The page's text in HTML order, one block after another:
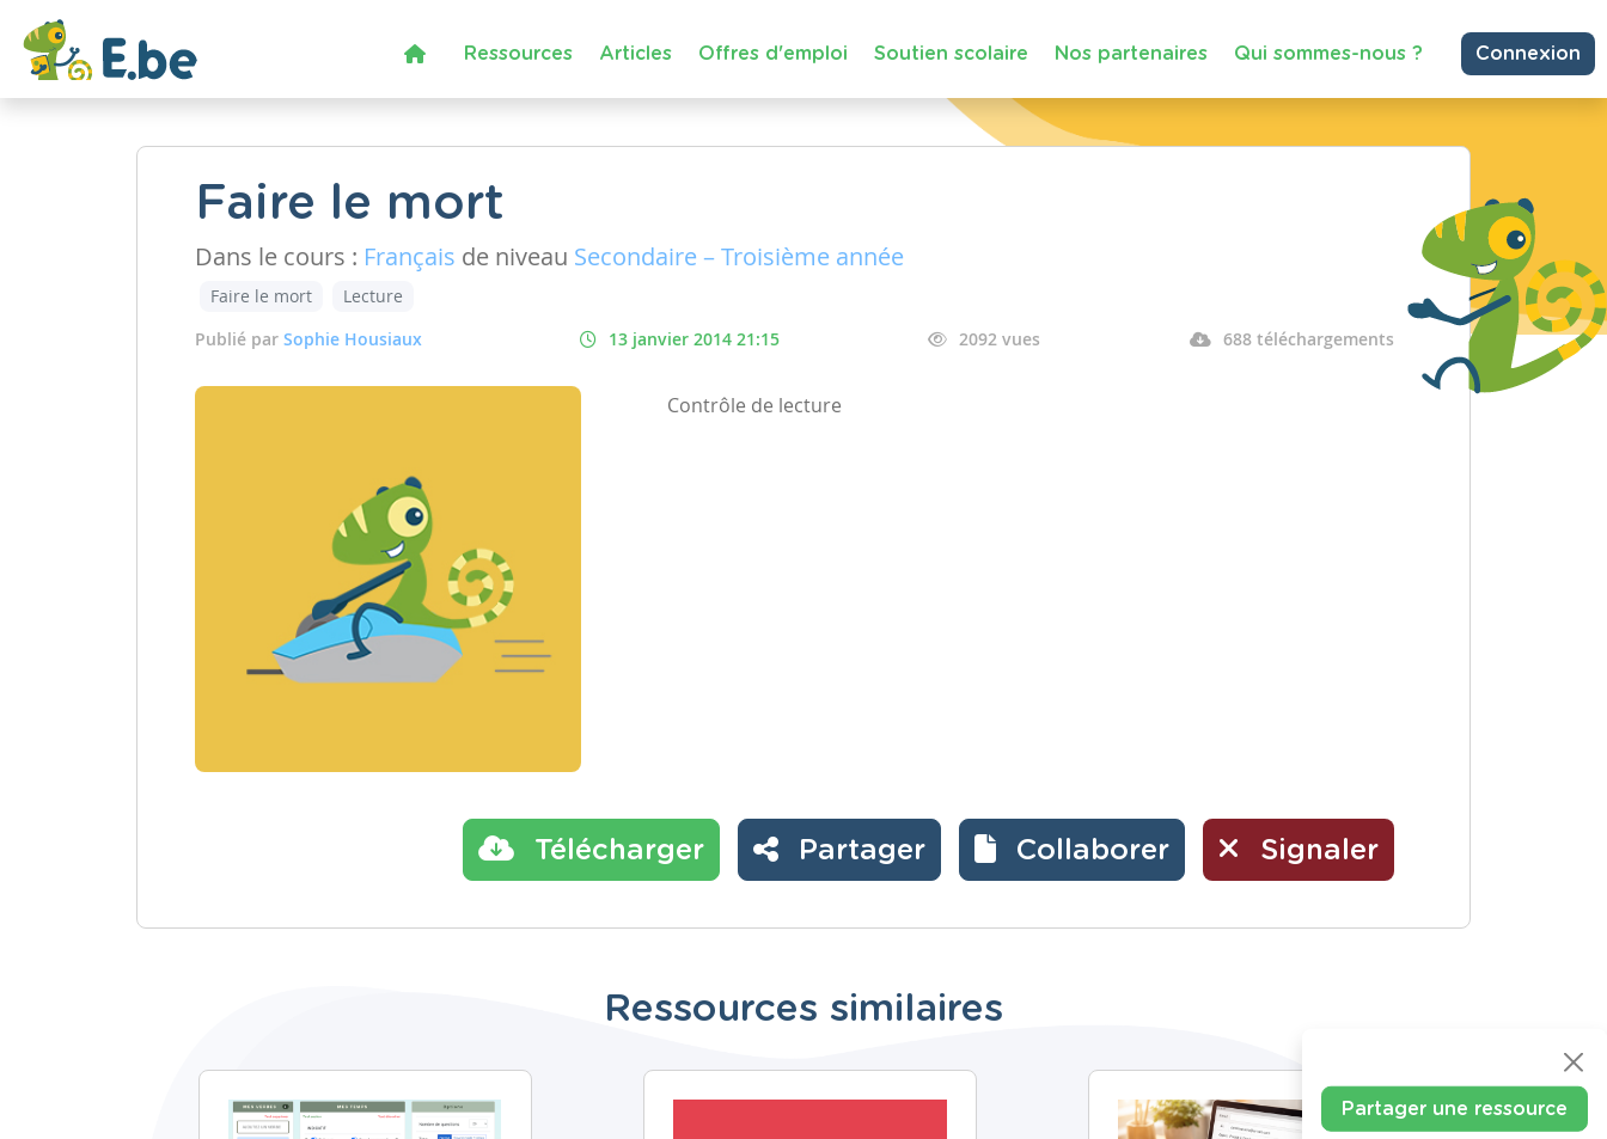
Ressources Articles Offres d'emploi Soutien scolaire Nos partenaires Qui sommes-nous ? Connexion
Faire le mort
Dans le cours : Français de niveau Secondaire – Troisième année
Faire le mort
Lecture
Publié par Sophie Housiaux 13 janvier 2014 21:15 2092 vues 688 téléchargements
Contrôle de lecture
Télécharger Partager Collaborer Signaler
Ressources similaires
Partager une ressource